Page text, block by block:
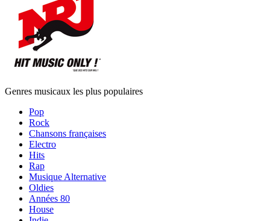
Genres musicaux les plus populaires
Pop
Rock
Chansons françaises
Electro
Hits
Rap
Musique Alternative
Oldies
Années 80
House